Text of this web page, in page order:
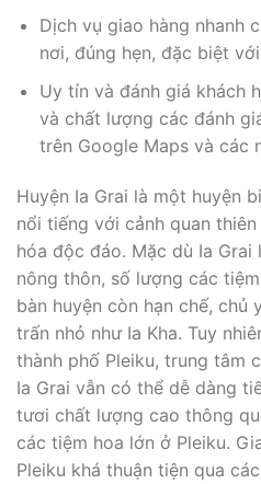
Dịch vụ giao hàng nhanh
nơi, đúng hẹn, đặc biệt
Uy tín và đánh giá khách
và chất lượng các đánh
trên Google Maps và các
Huyện Ia Grai là một huyện
nổi tiếng với cảnh quan
hóa độc đáo. Mặc dù Ia
nông thôn, số lượng các
bàn huyện còn hạn chế,
trấn nhỏ như Ia Kha. Tuy
thành phố Pleiku, trung tâm
Ia Grai vẫn có thể dễ dàng
tươi chất lượng cao thông
các tiệm hoa lớn ở Pleiku.
Pleiku khá thuận tiện qua